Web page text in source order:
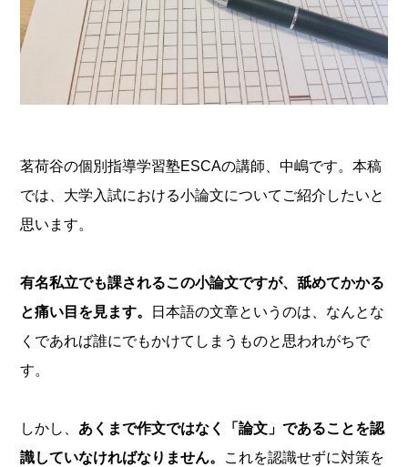
茗荷谷の個別指導学習塾ESCAの講師、中嶋です。本稿
では、大学入試における小論文についてご紹介したいと
思います。
有名私立でも課されるこの小論文ですが、舐めてかかる
と痛い目を見ます。
日本語の文章というのは、なんとな
くであれば誰にでもかけてしまうものと思われがちで
す。
しかし、 あくまで作文ではなく「論文」であることを認
識していなければなりません。 これを認識せずに対策を